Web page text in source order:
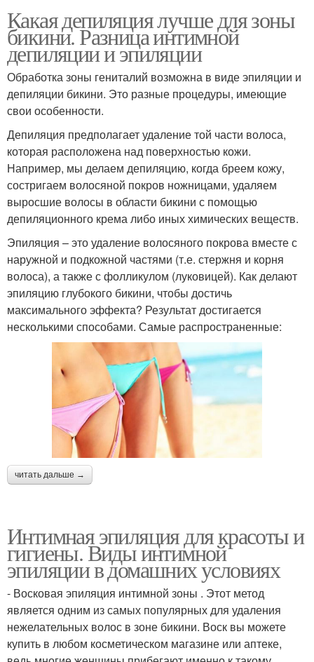
Какая депиляция лучше для зоны
бикини. Разница интимной
депиляции и эпиляции
Обработка зоны гениталий возможна в виде эпиляции и
депиляции бикини. Это разные процедуры, имеющие
свои особенности.
Депиляция предполагает удаление той части волоса,
которая расположена над поверхностью кожи.
Например, мы делаем депиляцию, когда бреем кожу,
состригаем волосяной покров ножницами, удаляем
выросшие волосы в области бикини с помощью
депиляционного крема либо иных химических веществ.
Эпиляция – это удаление волосяного покрова вместе с
наружной и подкожной частями (т.е. стержня и корня
волоса), а также с фолликулом (луковицей). Как делают
эпиляцию глубокого бикини, чтобы достичь
максимального эффекта? Результат достигается
несколькими способами. Самые распространенные:
читать дальше →
Интимная эпиляция для красоты и
гигиены. Виды интимной
эпиляции в домашних условиях
- Восковая эпиляция интимной зоны . Этот метод
является одним из самых популярных для удаления
нежелательных волос в зоне бикини. Воск вы можете
купить в любом косметическом магазине или аптеке,